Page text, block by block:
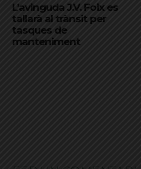
L’avinguda J.V. Foix es
tallarà al trànsit per
tasques de
manteniment